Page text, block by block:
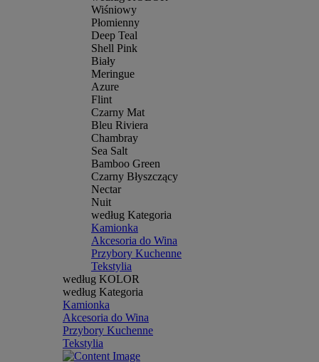
Wiśniowy
Płomienny
Deep Teal
Shell Pink
Biały
Meringue
Azure
Flint
Czarny Mat
Bleu Riviera
Chambray
Sea Salt
Bamboo Green
Czarny Błyszczący
Nectar
Nuit
według Kategoria
Kamionka
Akcesoria do Wina
Przybory Kuchenne
Tekstylia
według KOLOR
według Kategoria
Kamionka
Akcesoria do Wina
Przybory Kuchenne
Tekstylia